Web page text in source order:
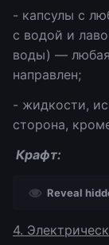
- капсулы c
c водой и
воды) — любая
направлен;
- жидкости,
сторона,
Крафт:
Reveal
4.